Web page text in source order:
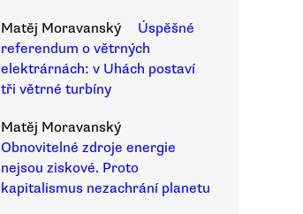
Matěj Moravanský
Úspěšné
referendum o větrných
elektrárnách: v Uhách postaví
tři větrné turbíny
Matěj Moravanský
Obnovitelné zdroje energie
nejsou ziskové. Proto
kapitalismus nezachrání planetu